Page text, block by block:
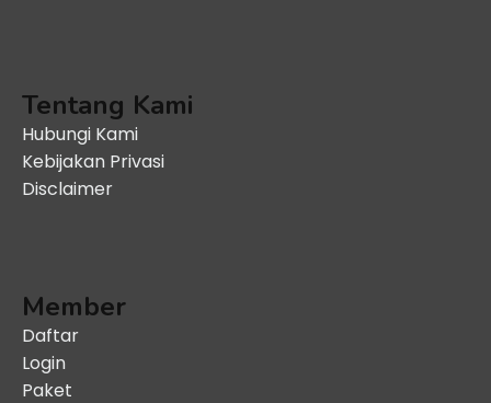
Tentang Kami
Hubungi Kami
Kebijakan Privasi
Disclaimer
Member
Daftar
Login
Paket